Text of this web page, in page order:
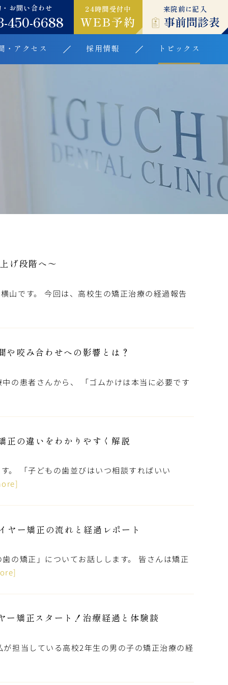
お問い合わせ
450-6688
24時間受付中
WEB予約
来院前に記入
事前問診表
・アクセス 採用情報 トピックス
げ段階へ～
山です。 今回は、高校生の矯正治療の経過報告
や咬み合わせへの影響とは？
の患者さんから、 「ゴムかけは本当に必要です
正の違いをわかりやすく解説
。 「子どもの歯並びはいつ相談すればいい
ー矯正の流れと経過レポート
の矯正」についてお話しします。 皆さんは矯正
矯正スタート！治療経過と体験談
担当している高校2年生の男の子の矯正治療の経